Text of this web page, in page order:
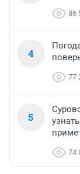
86
4
77
5
74